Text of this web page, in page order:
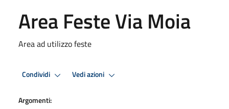
Area Feste Via Moia
Area ad utilizzo feste
Condividi Vedi azioni
Argomenti: